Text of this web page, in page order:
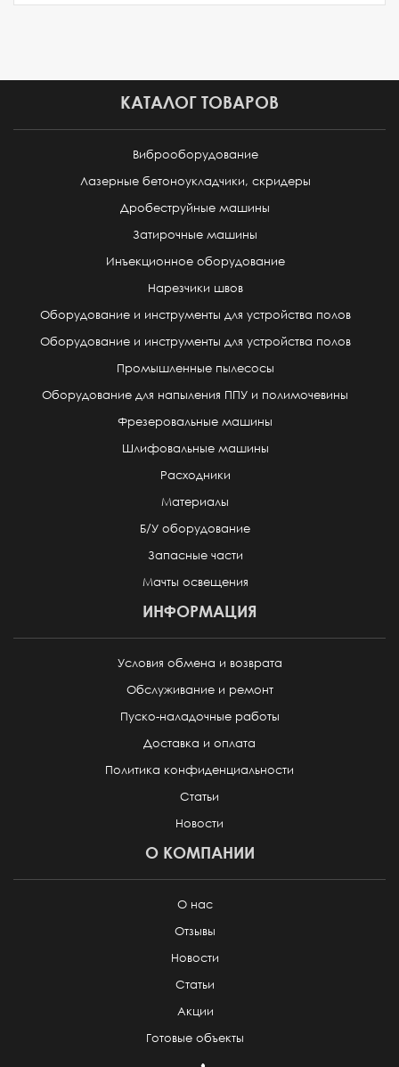
КАТАЛОГ ТОВАРОВ
Виброоборудование
Лазерные бетоноукладчики, скридеры
Дробеструйные машины
Затирочные машины
Инъекционное оборудование
Нарезчики швов
Оборудование и инструменты для устройства полов
Оборудование и инструменты для устройства полов
Промышленные пылесосы
Оборудование для напыления ППУ и полимочевины
Фрезеровальные машины
Шлифовальные машины
Расходники
Материалы
Б/У оборудование
Запасные части
Мачты освещения
ИНФОРМАЦИЯ
Условия обмена и возврата
Обслуживание и ремонт
Пуско-наладочные работы
Доставка и оплата
Политика конфиденциальности
Статьи
Новости
О КОМПАНИИ
О нас
Отзывы
Новости
Статьи
Акции
Готовые объекты